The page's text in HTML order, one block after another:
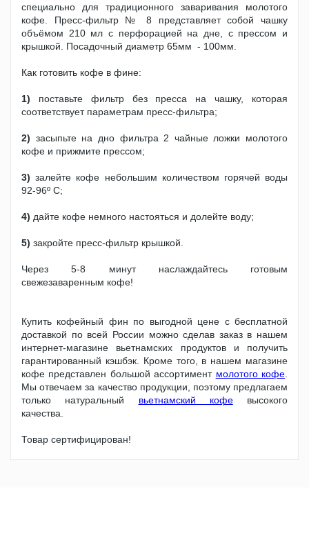
специально для традиционного заваривания молотого
кофе. Пресс-фильтр № 8 представляет собой чашку
объёмом 210 мл с перфорацией на дне, с прессом и
крышкой. Посадочный диаметр 65мм - 100мм.
Как готовить кофе в фине:
1) поставьте фильтр без пресса на чашку, которая
соответствует параметрам пресс-фильтра;
2) засыпьте на дно фильтра 2 чайные ложки молотого
кофе и прижмите прессом;
3) залейте кофе небольшим количеством горячей воды
92-96º С;
4) дайте кофе немного настояться и долейте воду;
5) закройте пресс-фильтр крышкой.
Через 5-8 минут наслаждайтесь готовым
свежезаваренным кофе!
Купить кофейный фин по выгодной цене с бесплатной
доставкой по всей России можно сделав заказ в нашем
интернет-магазине вьетнамских продуктов и получить
гарантированный кэшбэк. Кроме того, в нашем магазине
кофе представлен большой ассортимент молотого кофе
Мы отвечаем за качество продукции, поэтому предлагаем
только натуральный вьетнамский кофевысокого
качества.
Товар сертифицирован!